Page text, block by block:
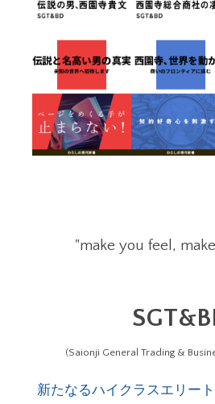
"make you feel,
(Saionji General Trading &
新たなるハイクラスエリー